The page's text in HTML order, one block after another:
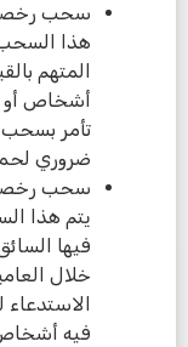
هذا
المتهم
أشخاص أو
تأمر بسحب
ضروري
سحب رخصة
يتم هذا
فيها
خلال
فيه